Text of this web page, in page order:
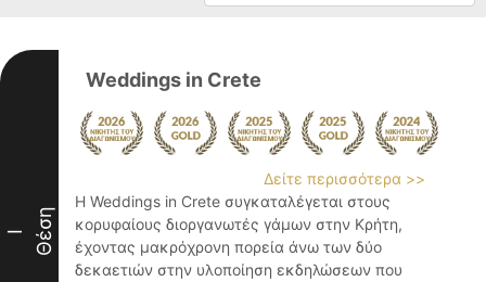
I Θέση
Weddings in Crete
Δείτε περισσότερα >>
Η Weddings in Crete συγκαταλέγεται στους
κορυφαίους διοργανωτές γάμων στην Κρήτη,
έχοντας μακρόχρονη πορεία άνω των δύο
δεκαετιών στην υλοποίηση εκδηλώσεων που